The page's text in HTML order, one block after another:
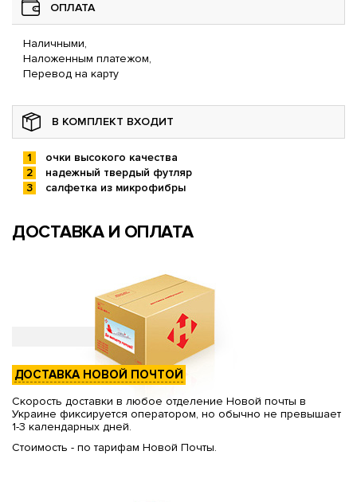
ОПЛАТА
Наличными,
Наложенным платежом,
Перевод на карту
В КОМПЛЕКТ ВХОДИТ
очки высокого качества
надежный твердый футляр
салфетка из микрофибры
ДОСТАВКА И ОПЛАТА
ДОСТАВКА НОВОЙ ПОЧТОЙ
Скорость доставки в любое отделение Новой почты в
Украине фиксируется оператором, но обычно не превышает
1-3 календарных дней.
Стоимость - по тарифам Новой Почты.